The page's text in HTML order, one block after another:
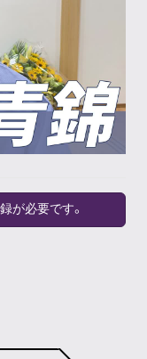
が必要です。